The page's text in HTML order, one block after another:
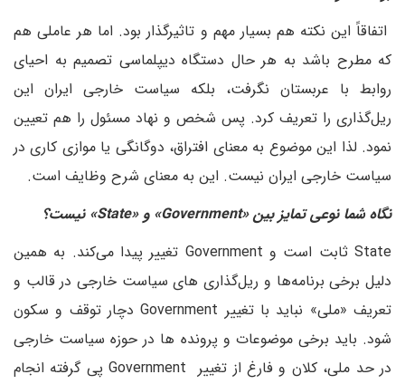
اتفاقاً این نکته هم بسیار مهم و تاثیرگذار بود. اما هر عاملی هم
که مطرح باشد به هر حال دستگاه دیپلماسی تصمیم به احیای
روابط با عربستان نگرفت، بلکه سیاست خارجی ایران این
ریل‌گذاری را تعریف کرد. پس شخص و نهاد مسئول را هم تعیین
نمود. لذا این موضوع به معنای افتراق، دوگانگی یا موازی کاری در
سیاست خارجی ایران نیست. این به معنای شرح وظایف است.
نگاه شما نوعی تمایز بین «Government» و «State» نیست؟
State ثابت است و Government تغییر پیدا می‌کند. به همین
دلیل برخی برنامه‌ها و ریل‌گذاری های سیاست خارجی در قالب و
تعریف «ملی» نباید با تغییر Government دچار توقف و سکون
شود. باید برخی موضوعات و پرونده ها در حوزه سیاست خارجی
در حد ملی، کلان و فارغ از تغییر Government پی گرفته انجام